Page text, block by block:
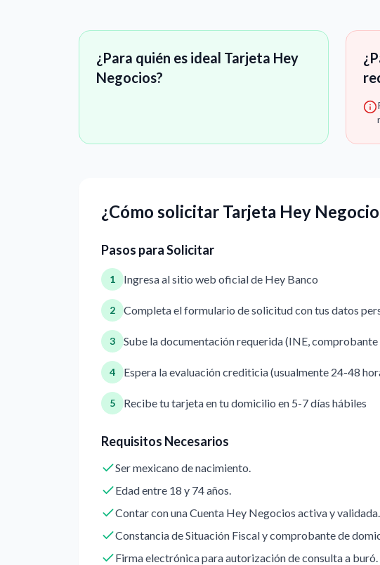
¿Para quién es ideal Tarjeta Hey
Negocios?
¿Cómo solicitar Tarjeta Hey
Pasos para Solicitar
1 Ingresa al sitio web oficial de Hey Banco
2 Completa el formulario de solicitud con tus datos
3 Sube la documentación requerida (INE,
4 Espera la evaluación crediticia (usualmente 24-48
5 Recibe tu tarjeta en tu domicilio en 5-7 días hábiles
Requisitos Necesarios
Ser mexicano de nacimiento.
Edad entre 18 y 74 años.
Contar con una Cuenta Hey Negocios activa y validada.
Constancia de Situación Fiscal y comprobante de
Firma electrónica para autorización de consulta a buró.